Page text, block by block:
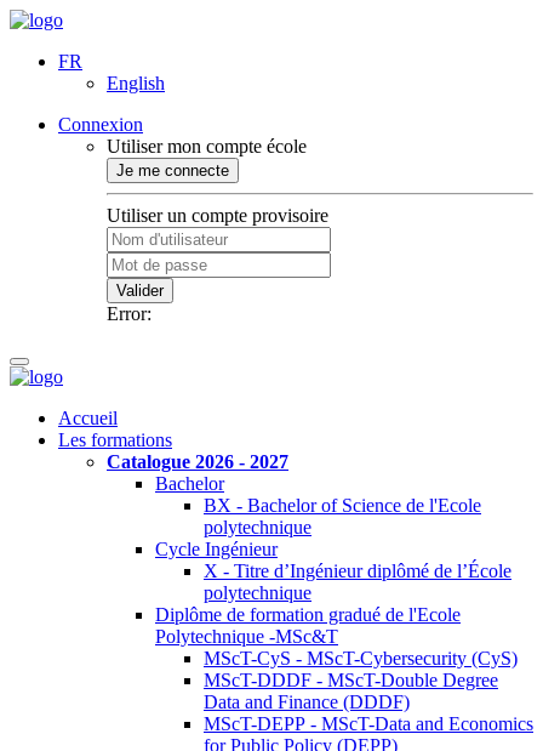
FR
English
Connexion
Utiliser mon compte école
Je me connecte
Utiliser un compte provisoire
Valider
Error:
Accueil
Les formations
Catalogue 2026 - 2027
Bachelor
BX - Bachelor of Science de l'Ecole
polytechnique
Cycle Ingénieur
X - Titre d’Ingénieur diplômé de l’École
polytechnique
Diplôme de formation gradué de l'Ecole
Polytechnique -MSc&T
MScT-CyS - MScT-Cybersecurity (CyS)
MScT-DDDF - MScT-Double Degree
Data and Finance (DDDF)
MScT-DEPP - MScT-Data and Economics
for Public Policy (DEPP)